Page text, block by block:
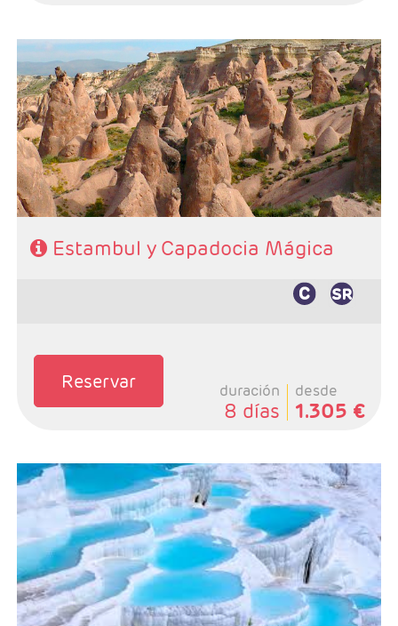
- Salidas: Diarias excepto Domingos, según calendario
- Ruta: 4 noches Estambul y 3 noches Capadocia
- Categoría hotelera: Primera, Primera Superior,
Semilujo y Lujo.
- Régimen: 7 desayunos, 3 cenas y 2 Almuerzos
Estambul y Capadocia Mágica
Reservar duración
8 días
desde
1.305 €
- Salida: Diarias excepto Domingos, según calendario.
- Ruta: 4 noches en Estambul, 2 noches en Capadocia,
1 noche en Pamukkale y 1 noche en Zona de Esmirna.
- Categoría: Primera, Primera Superior, Semilujo y Lujo